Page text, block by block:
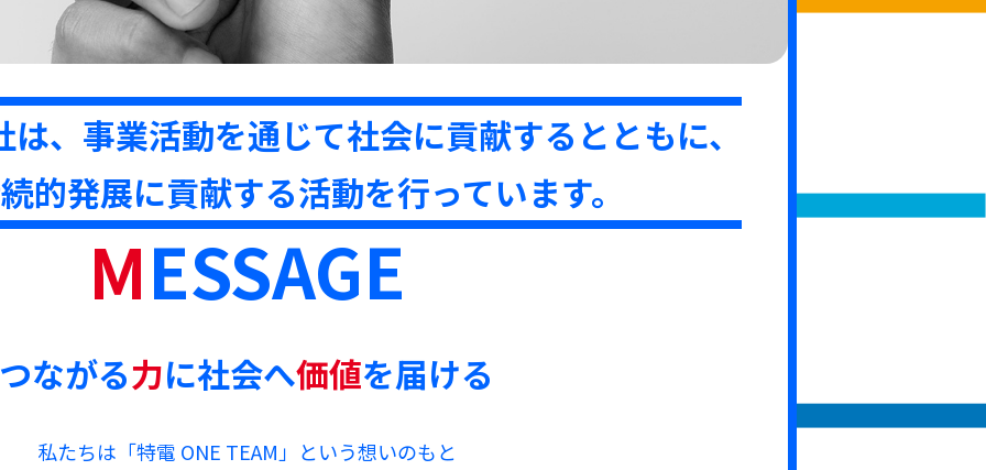
、事業活動を通じて社会に貢献するとともに、
的発展に貢献する活動を行っています。
MESSAGE
つながる力に社会へ価値を届ける
私たちは「特電 ONE TEAM」という想いのもと